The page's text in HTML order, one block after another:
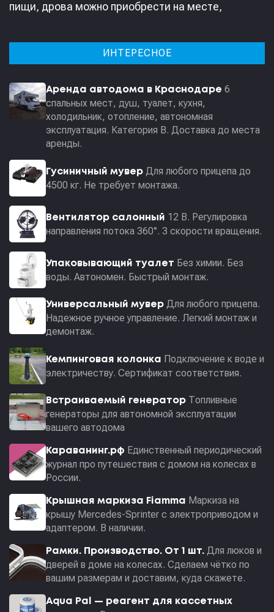
пищи, дрова можно приобрести на месте,
ИНТЕРЕСНОЕ
Аренда автодома в Краснодаре 6
спальных мест, душ, туалет, кухня,
холодильник, отопление, автономная
эксплуатация. Категория В. Доставка до места
аренды.
Гусиничный мувер Для любого прицепа до
4500 кг. Не требует монтажа.
Вентилятор салонный 12 В. Регулировка
направления потока 360°. 3 скорости вращения.
Упаковывающий туалет Без химии. Без
воды. Автономен. Быстрый монтаж.
Универсальный мувер Для любого прицепа.
Надежное ручное управление. Легкий монтаж и
демонтаж.
Кемпинговая колонка Подключение к воде и
электричеству. Сертификат соответствия.
Встраиваемый генератор Топливные
генераторы для автономной эксплуатации
вашего автодома
Караванинг.рф Единственный периодический
журнал про путешествия с домом на колесах в
России.
Крышная маркиза Fiamma Маркиза на
крышу Mercedes-Sprinter с электроприводом и
адаптером. В наличии.
Рамки. Производство. От 1 шт. Для люков и
дверей в доме на колесах. Сделаем чётко по
вашим размерам и доставим, куда скажете.
Aqua Pal — pеагент для кассетных